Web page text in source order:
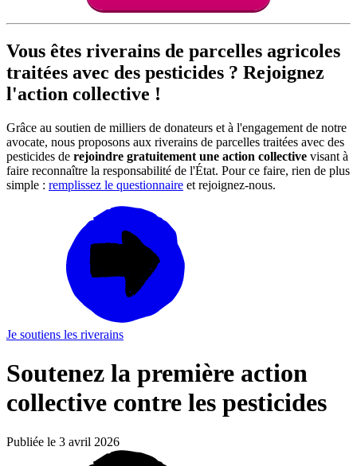
Vous êtes riverains de parcelles agricoles
traitées avec des pesticides ? Rejoignez
l'action collective !
Grâce au soutien de milliers de donateurs et à l'engagement de notre
avocate, nous proposons aux riverains de parcelles traitées avec des
pesticides de rejoindre gratuitement une action collective visant à
faire reconnaître la responsabilité de l'État. Pour ce faire, rien de plus
simple : remplissez le questionnaire et rejoignez-nous.
Je soutiens les riverains
Soutenez la première action
collective contre les pesticides
Publiée le 3 avril 2026